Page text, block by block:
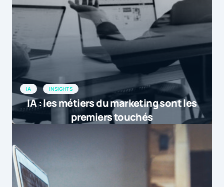
IA INSIGHTS
IA : les métiers du marketing sont les
premiers touchés